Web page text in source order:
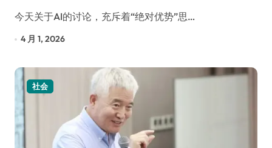
今天关于AI的讨论，充斥着“绝对优势”思…
4 月 1, 2026
社会